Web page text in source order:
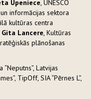
Upeniece, UNESCO
informācijas sektora
kultūras centra
Gita Lancere, Kultūras
plānošanas
Latvijas
TipOff, SIA “Pērnes L”,